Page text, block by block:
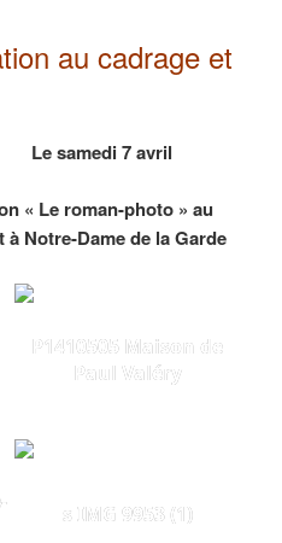
au cadrage et
Le samedi 7 avril
« Le roman-photo » au
Notre-Dame de la Garde
P1410505 Maison de
Paul Valéry
s IMG 9953 (1)